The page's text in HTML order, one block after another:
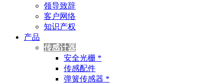
领导致辞
客户网络
知识产权
产品
传感计器
安全光栅 *
传感配件
弹簧传感器 *